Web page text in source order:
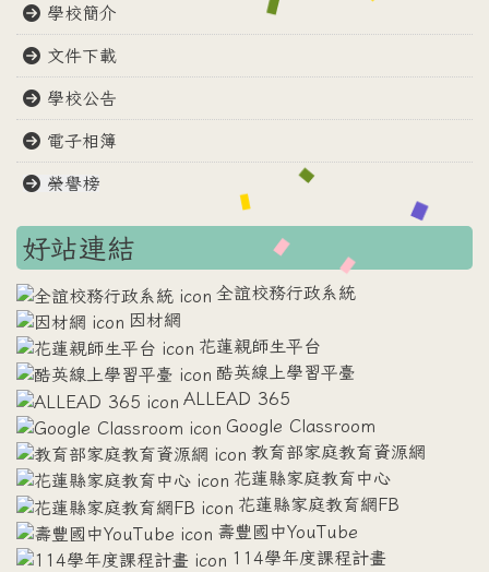
學校簡介
文件下載
學校公告
電子相簿
榮譽榜
好站連結
全誼校務行政系統
因材網
花蓮親師生平台
酷英線上學習平臺
ALLEAD 365
Google Classroom
教育部家庭教育資源網
花蓮縣家庭教育中心
花蓮縣家庭教育網FB
壽豐國中YouTube
114學年度課程計畫